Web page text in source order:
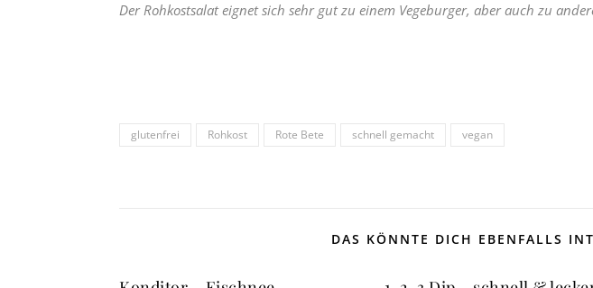
Der Rohkostsalat eignet sich sehr gut zu einem Vegeburger, aber auch zu
glutenfrei Rohkost Rote Bete schnell gemacht vegan
DAS KÖNNTE DICH EBENFALLS